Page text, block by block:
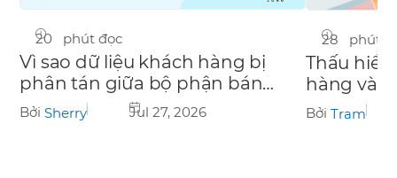
20 phút đọc
Vì sao dữ liệu khách hàng bị
phân tán giữa bộ phận bán
hàng, marketing và chăm sóc
khách hàng?
BởiSherry Jul 27, 2026
28 phút
Thấu
hàng và
quả
Bởi Tram